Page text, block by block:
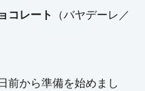
コレート
（バヤデーレ／
前から準備を始めまし